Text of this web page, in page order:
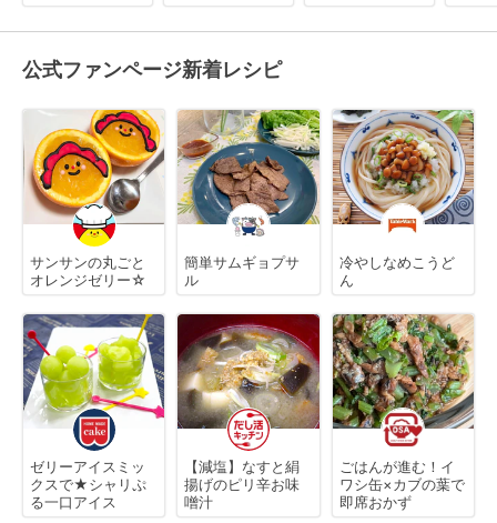
公式ファンページ新着レシピ
サンサンの丸ごと
オレンジゼリー☆
簡単サムギョプサ
ル
冷やしなめこうど
ん
ゼリーアイスミッ
クスで★シャリぷ
る一口アイス
【減塩】なすと絹
揚げのピリ辛お味
噌汁
ごはんが進む！イ
ワシ缶×カブの葉で
即席おかず